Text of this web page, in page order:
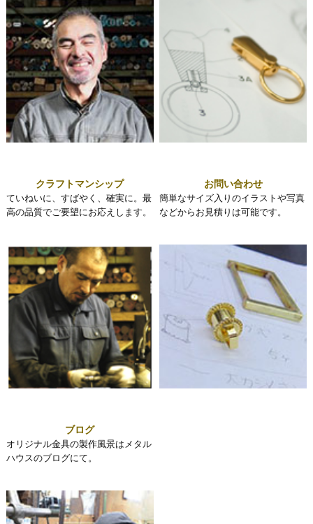
クラフトマンシップ
ていねいに、すばやく、確実に。最
高の品質でご要望にお応えします。
お問い合わせ
簡単なサイズ入りのイラストや写真
などからお見積りは可能です。
ブログ
オリジナル金具の製作風景はメタル
ハウスのブログにて。